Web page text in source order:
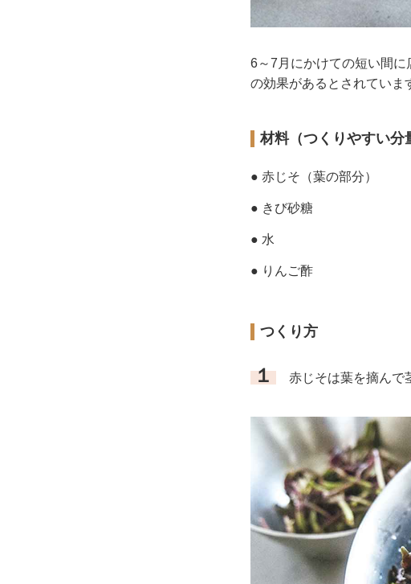
6～7月にかけての短い間
の効果があるとされていま
材料（つくりやすい分
● 赤じそ（葉の部分）
● きび砂糖
● 水
● りんご酢
つくり方
１ 赤じそは葉を摘んで